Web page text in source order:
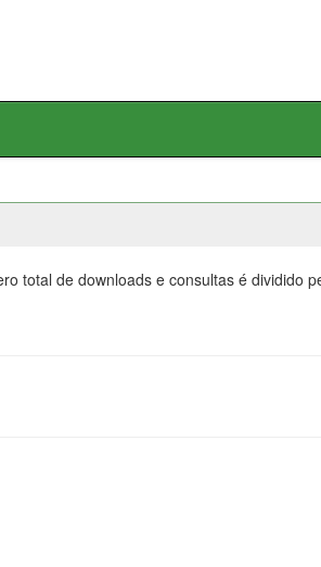
total de downloads e consultas é dividido